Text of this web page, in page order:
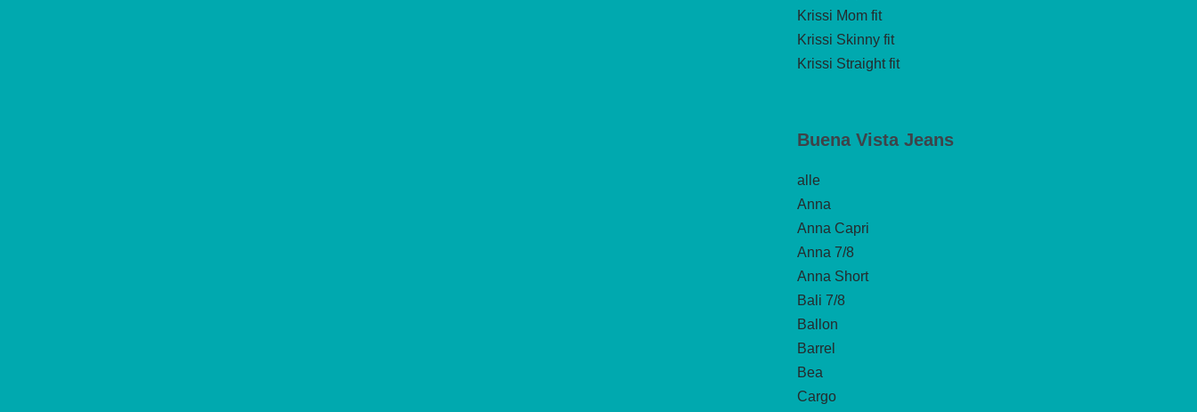
Krissi Mom fit
Krissi Skinny fit
Krissi Straight fit
Buena Vista Jeans
alle
Anna
Anna Capri
Anna 7/8
Anna Short
Bali 7/8
Ballon
Barrel
Bea
Cargo